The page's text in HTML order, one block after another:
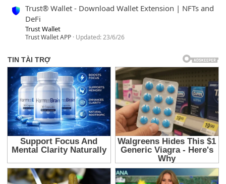
Trust® Wallet - Download Wallet Extension | NFTs and
DeFi
Trust Wallet
Trust Wallet APP Updated:23/6/26